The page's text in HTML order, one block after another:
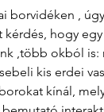
borvidéken ,
hogy
,több okból
kis erdei
kínál,